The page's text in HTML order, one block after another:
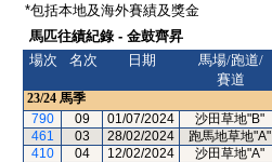
*包括本地及海外賽績及獎金
馬匹往績紀錄 - 金鼓齊昇
場次
名次 日期
馬場/跑道/
賽道
23/24 馬季
790
09 01/07/2024 沙田草地"B"
461
03 28/02/2024 跑馬地草地"A"
410
04 12/02/2024 沙田草地"A"